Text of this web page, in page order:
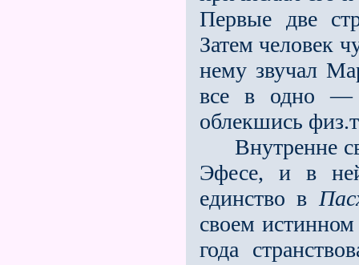
Первые две
Затем чело­век
нему звучал
все в одно
облекшись
Внутренне
Эфесе, и в
единство в
своем
года